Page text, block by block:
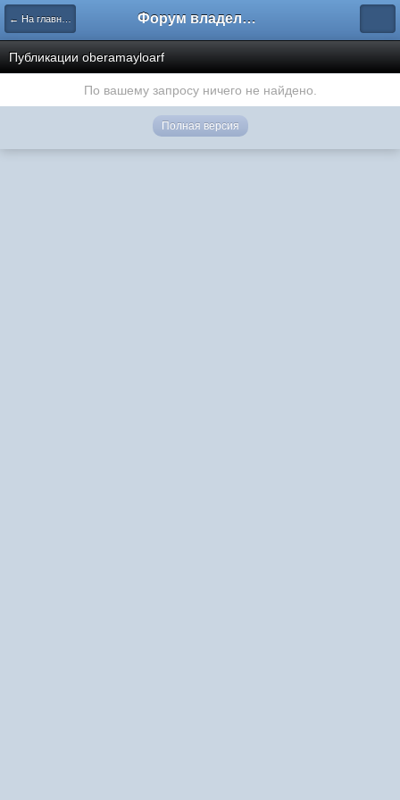
← На главную Форум владельцев интернет-магазинов
Публикации oberamayloarf
По вашему запросу ничего не найдено.
Полная версия